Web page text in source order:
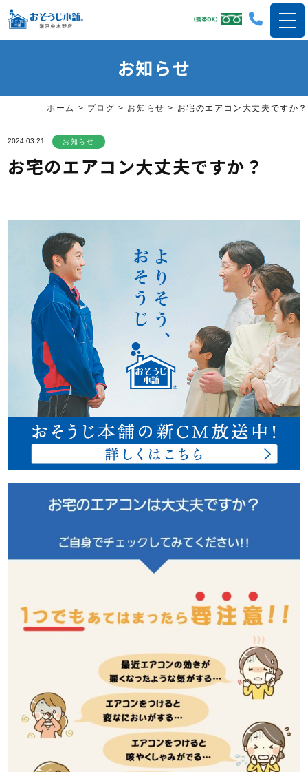
お知らせ
ホーム > ブログ > お知らせ > お宅のエアコン大丈夫ですか？
2024.03.21 お知らせ
お宅のエアコン大丈夫ですか？